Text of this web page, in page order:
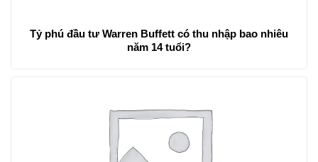
Tỷ phú đầu tư Warren Buffett có thu nhập bao nhiêu
năm 14 tuổi?